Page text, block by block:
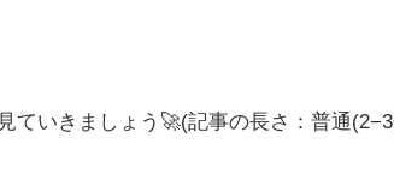
ていきましょう🚀(記事の長さ：普通(2−3